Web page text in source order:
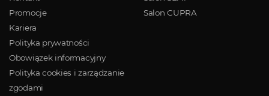
Promocje
Kariera
Polityka prywatności
Obowiązek informacyjny
Polityka cookies i zarządzanie
zgodami
Salon CUPRA